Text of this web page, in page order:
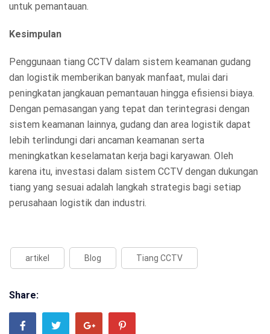
untuk pemantauan.
Kesimpulan
Penggunaan tiang CCTV dalam sistem keamanan gudang
dan logistik memberikan banyak manfaat, mulai dari
peningkatan jangkauan pemantauan hingga efisiensi biaya.
Dengan pemasangan yang tepat dan terintegrasi dengan
sistem keamanan lainnya, gudang dan area logistik dapat
lebih terlindungi dari ancaman keamanan serta
meningkatkan keselamatan kerja bagi karyawan. Oleh
karena itu, investasi dalam sistem CCTV dengan dukungan
tiang yang sesuai adalah langkah strategis bagi setiap
perusahaan logistik dan industri.
artikel Blog Tiang CCTV
Share: